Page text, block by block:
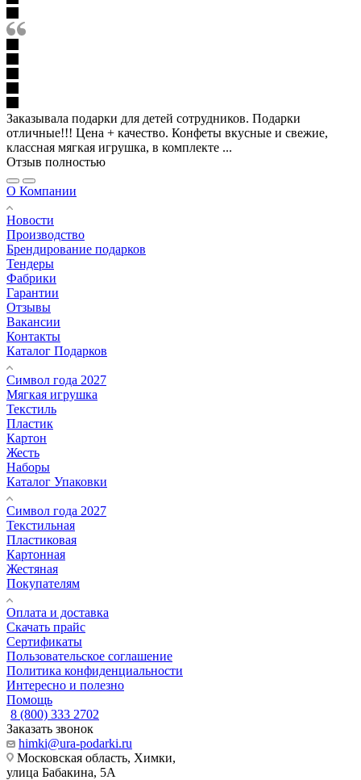
Заказывала подарки для детей сотрудников. Подарки
отличные!!! Цена + качество. Конфеты вкусные и свежие,
классная мягкая игрушка, в комплекте ...
Отзыв полностью
О Компании
Новости
Производство
Брендирование подарков
Тендеры
Фабрики
Гарантии
Отзывы
Вакансии
Контакты
Каталог Подарков
Символ года 2027
Мягкая игрушка
Текстиль
Пластик
Картон
Жесть
Наборы
Каталог Упаковки
Символ года 2027
Текстильная
Пластиковая
Картонная
Жестяная
Покупателям
Оплата и доставка
Скачать прайс
Сертификаты
Пользовательское соглашение
Политика конфиденциальности
Интересно и полезно
Помощь
8 (800) 333 2702
Заказать звонок
himki@ura-podarki.ru
Московская область, Химки,
улица Бабакина, 5А